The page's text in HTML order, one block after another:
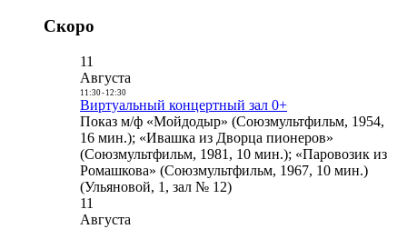
Скоро
11
Августа
11:30- 12:30
Виртуальный концертный зал 0+
Показ м/ф «Мойдодыр» (Союзмультфильм, 1954,
16 мин.); «Ивашка из Дворца пионеров»
(Союзмультфильм, 1981, 10 мин.); «Паровозик из
Ромашкова» (Союзмультфильм, 1967, 10 мин.)
(Ульяновой, 1, зал № 12)
11
Августа